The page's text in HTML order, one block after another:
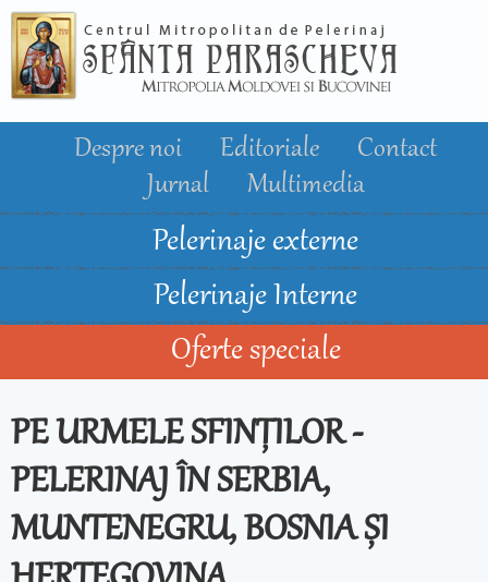
conţinutul
principal
Despre noi Editoriale
Contact
Jurnal
Multimedia
Pelerinaje externe
Pelerinaje Interne
Oferte speciale
PE URMELE SFINȚILOR -
PELERINAJ ÎN SERBIA,
MUNTENEGRU, BOSNIA ȘI